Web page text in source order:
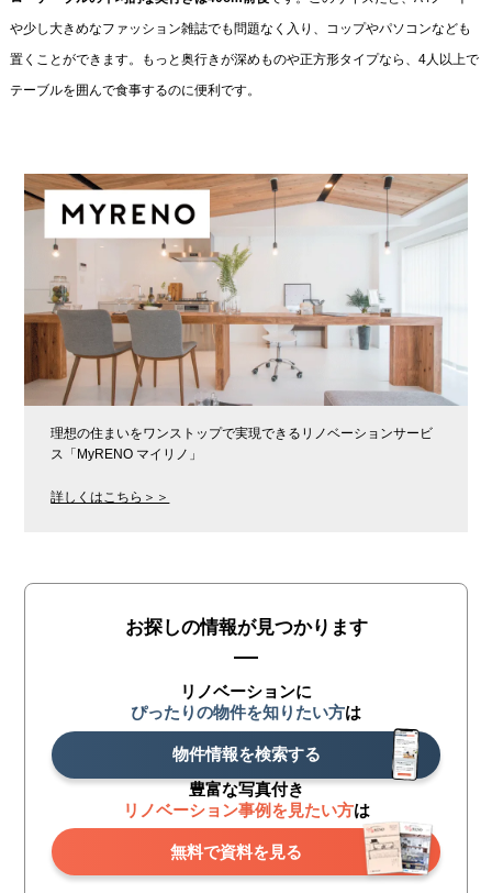
や少し大きめなファッション雑誌でも問題なく入り、コップやパソコンなども
置くことができます。もっと奥行きが深めものや正方形タイプなら、4人以上で
テーブルを囲んで食事するのに便利です。
理想の住まいをワンストップで実現できるリノベーションサービ
ス「MyRENO マイリノ」
詳しくはこちら＞＞
お探しの情報が見つかります
リノベーションに
ぴったりの物件を知りたい方は
物件情報を検索する
豊富な写真付き
リノベーション事例を見たい方は
無料で資料を見る